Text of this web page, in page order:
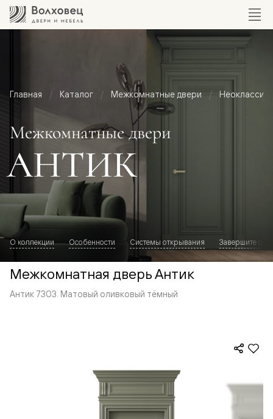
Главная Каталог Межкомнатные двери Неоклассика
Межкомнатные двери
АНТИК
О коллекции Особенности Системы открывания Завершите
Межкомнатная дверь Антик
Антик 7303. Матовый оливковый тёмный